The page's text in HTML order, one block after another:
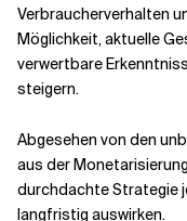
Verbraucherverhalten
Möglichkeit, aktuelle
verwertbare
steigern.
Abgesehen von den
aus der
durchdachte Strategie
langfristig auswirken.